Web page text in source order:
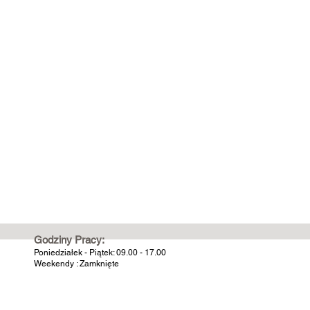
Godziny Pracy:
Poniedziałek - Piątek: 09.00 - 17.00
Weekendy : Zamknięte